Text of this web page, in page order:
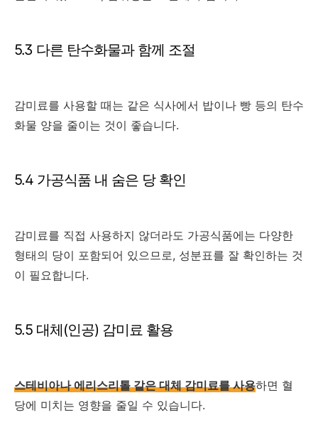
5.3 다른 탄수화물과 함께 조절
감미료를 사용할 때는 같은 식사에서 밥이나 빵 등의 탄수
화물 양을 줄이는 것이 좋습니다.
5.4 가공식품 내 숨은 당 확인
감미료를 직접 사용하지 않더라도 가공식품에는 다양한
형태의 당이 포함되어 있으므로, 성분표를 잘 확인하는 것
이 필요합니다.
5.5 대체(인공) 감미료 활용
스테비아나 에리스리톨 같은 대체 감미료를 사용하면 혈
당에 미치는 영향을 줄일 수 있습니다.